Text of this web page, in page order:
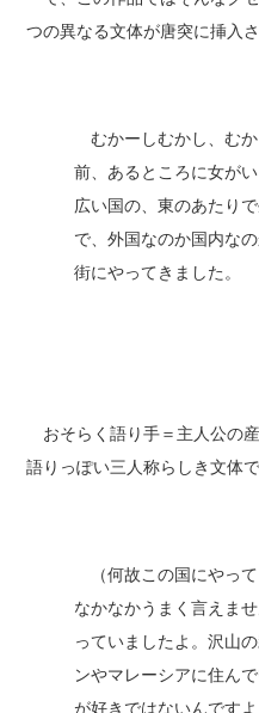
つの異なる文体が唐突に挿入
むかーしむかし、む
前、あるところに女が
広い国の、東のあたり
で、外国なのか国内な
街にやってきました。
おそらく語り手＝主人公の
語りっぽい三人称らしき文体
（何故この国にやって
なかなかうまく言えま
っていましたよ。沢山
ンやマレーシアに住ん
が好きではないんです